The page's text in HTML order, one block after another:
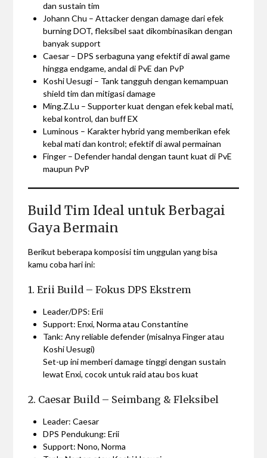
dan sustain tim
Johann Chu – Attacker dengan damage dari efek
burning DOT, fleksibel saat dikombinasikan dengan
banyak support
Caesar – DPS serbaguna yang efektif di awal game
hingga endgame, andal di PvE dan PvP
Koshi Uesugi – Tank tangguh dengan kemampuan
shield tim dan mitigasi damage
Ming.Z.Lu – Supporter kuat dengan efek kebal mati,
kebal kontrol, dan buff EX
Luminous – Karakter hybrid yang memberikan efek
kebal mati dan kontrol; efektif di awal permainan
Finger – Defender handal dengan taunt kuat di PvE
maupun PvP
Build Tim Ideal untuk Berbagai
Gaya Bermain
Berikut beberapa komposisi tim unggulan yang bisa
kamu coba hari ini:
1. Erii Build – Fokus DPS Ekstrem
Leader/DPS: Erii
Support: Enxi, Norma atau Constantine
Tank: Any reliable defender (misalnya Finger atau
Koshi Uesugi)
Set-up ini memberi damage tinggi dengan sustain
lewat Enxi, cocok untuk raid atau bos kuat
2. Caesar Build – Seimbang & Fleksibel
Leader: Caesar
DPS Pendukung: Erii
Support: Nono, Norma